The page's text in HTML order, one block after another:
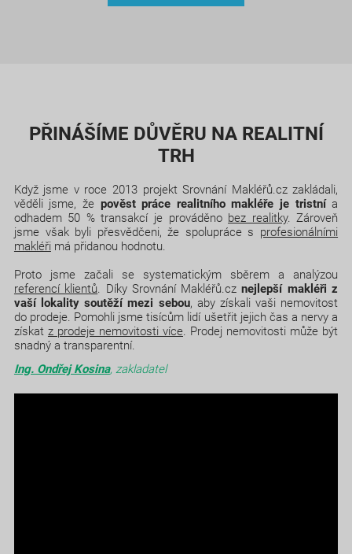
PŘINÁŠÍME DŮVĚRU NA REALITNÍ
TRH
Když jsme v roce 2013 projekt Srovnání Makléřů.cz zakládali,
věděli jsme, že pověst práce realitního makléře je tristnía
odhadem 50 % transakcí je prováděno bez realitky. Zároveň
jsme však byli přesvědčeni, že spolupráce s profesionálními
makléřimá přidanou hodnotu.
Proto jsme začali se systematickým sběrem a analýzou
referencí klientů . Díky Srovnání Makléřů.cznejlepší makléři z
vaší lokality soutěží mezi sebou, aby získali vaši nemovitost
do prodeje. Pomohli jsme tisícům lidí ušetřit jejich čas a nervy a
získat z prodeje nemovitosti více . Prodej nemovitosti může být
snadný a transparentní.
Ing. Ondřej Kosina, zakladatel